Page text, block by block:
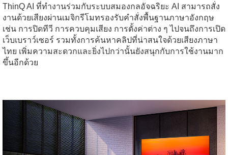
ThinQ AI ที่ทำงานร่วมกับระบบสมองกลอัจฉริยะ AI สามารถสั่ง
งานด้วยเสียงผ่านเมจิกรีโมทรองรับคำสั่งพื้นฐานภาษาอังกฤษ
เช่น การปิดทีวี การควบคุมเสียง การตั้งค่าต่าง ๆ ไปจนถึงการเปิด
เว็บเบราว์เซอร์ รวมทั้งการค้นหาคลิปที่น่าสนใจด้วยเสียงภาษา
ไทย เพิ่มความสะดวกและยิ่งไปกว่านั้นยังสนุกกับการใช้งานมาก
ขึ้นอีกด้วย